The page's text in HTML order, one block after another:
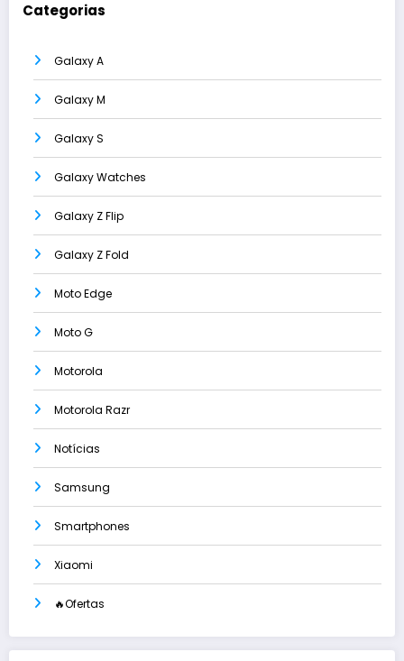
Categorias
Galaxy A
Galaxy M
Galaxy S
Galaxy Watches
Galaxy Z Flip
Galaxy Z Fold
Moto Edge
Moto G
Motorola
Motorola Razr
Notícias
Samsung
Smartphones
Xiaomi
🔥Ofertas